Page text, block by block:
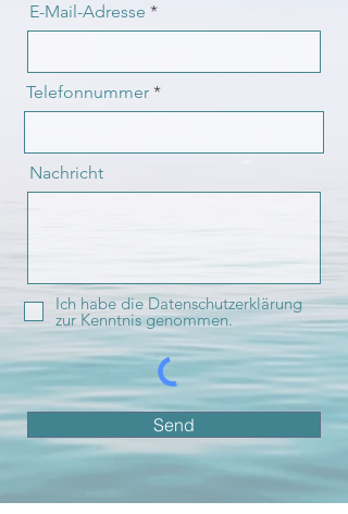
E-Mail-Adresse
Telefonnummer
Nachricht
Ich habe die Datenschutzerklärung
zur Kenntnis genommen.
Send